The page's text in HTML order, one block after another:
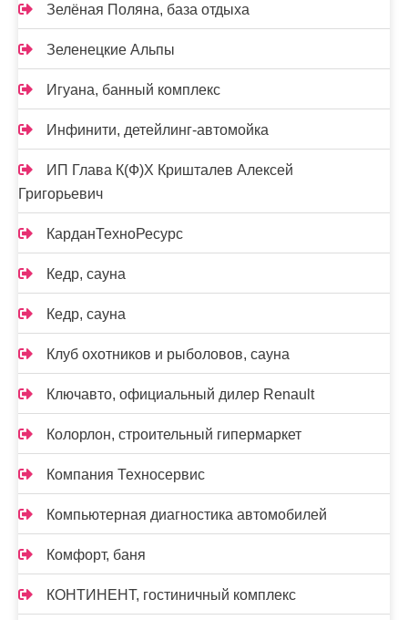
Зелёная Поляна, база отдыха
Зеленецкие Альпы
Игуана, банный комплекс
Инфинити, детейлинг-автомойка
ИП Глава К(Ф)Х Кришталев Алексей
Григорьевич
КарданТехноРесурс
Кедр, сауна
Кедр, сауна
Клуб охотников и рыболовов, сауна
Ключавто, официальный дилер Renault
Колорлон, строительный гипермаркет
Компания Техносервис
Компьютерная диагностика автомобилей
Комфорт, баня
КОНТИНЕНТ, гостиничный комплекс